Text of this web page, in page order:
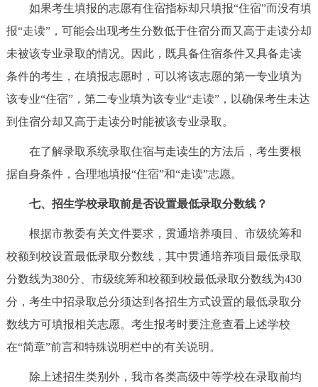
如果考生填报的志愿有住宿指标却只填报“住宿”而没有填
报“走读”，可能会出现考生分数低于住宿分而又高于走读分却
未被该专业录取的情况。因此，既具备住宿条件又具备走读
条件的考生，在填报志愿时，可以将该志愿的第一专业填为
该专业“住宿”，第二专业填为该专业“走读”，以确保考生未达
到住宿分却又高于走读分时能被该专业录取。
在了解录取系统录取住宿与走读生的方法后，考生要根
据自身条件，合理地填报“住宿”和“走读”志愿。
七、招生学校录取前是否设置最低录取分数线？
根据市教委有关文件要求，贯通培养项目、市级统筹和
校额到校设置最低录取分数线，其中贯通培养项目最低录取
分数线为380分、市级统筹和校额到校最低录取分数线为430
分，考生中招录取总分须达到各招生方式设置的最低录取分
数线方可填报相关志愿。考生报考时要注意查看上述学校
在“简章”前言和特殊说明栏中的有关说明。
除上述招生类别外，我市各类高级中等学校在录取前均